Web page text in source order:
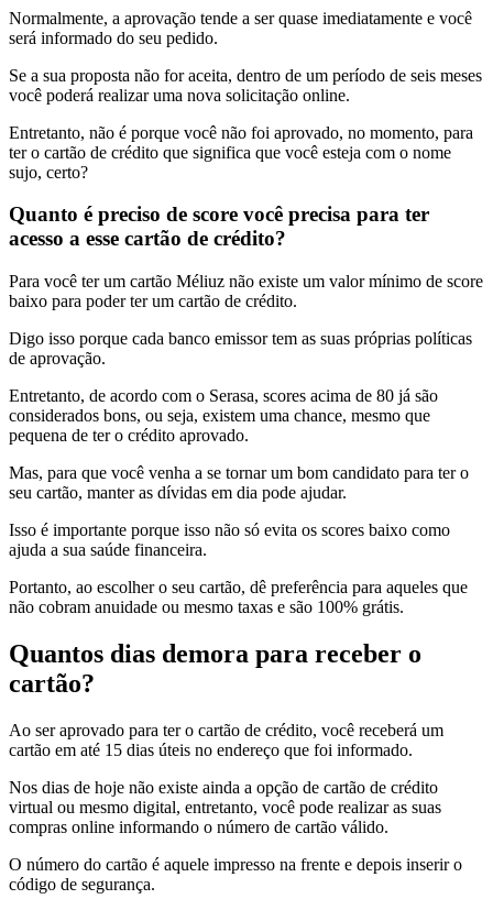
Normalmente, a aprovação tende a ser quase imediatamente e você
será informado do seu pedido.
Se a sua proposta não for aceita, dentro de um período de seis meses
você poderá realizar uma nova solicitação online.
Entretanto, não é porque você não foi aprovado, no momento, para
ter o cartão de crédito que significa que você esteja com o nome
sujo, certo?
Quanto é preciso de score você precisa para ter
acesso a esse cartão de crédito?
Para você ter um cartão Méliuz não existe um valor mínimo de score
baixo para poder ter um cartão de crédito.
Digo isso porque cada banco emissor tem as suas próprias políticas
de aprovação.
Entretanto, de acordo com o Serasa, scores acima de 80 já são
considerados bons, ou seja, existem uma chance, mesmo que
pequena de ter o crédito aprovado.
Mas, para que você venha a se tornar um bom candidato para ter o
seu cartão, manter as dívidas em dia pode ajudar.
Isso é importante porque isso não só evita os scores baixo como
ajuda a sua saúde financeira.
Portanto, ao escolher o seu cartão, dê preferência para aqueles que
não cobram anuidade ou mesmo taxas e são 100% grátis.
Quantos dias demora para receber o
cartão?
Ao ser aprovado para ter o cartão de crédito, você receberá um
cartão em até 15 dias úteis no endereço que foi informado.
Nos dias de hoje não existe ainda a opção de cartão de crédito
virtual ou mesmo digital, entretanto, você pode realizar as suas
compras online informando o número de cartão válido.
O número do cartão é aquele impresso na frente e depois inserir o
código de segurança.